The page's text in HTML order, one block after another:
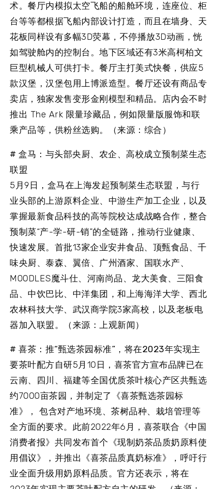
术。餐厅内模拟太空飞船的船舱环境，连座位、柜
台等等都根据飞船内部设计打造，而且在墙身、天
花板同样设有多幅3D荧幕，不停播放3D动画，恍
如驾驶舱内的控制台。地下区域还有3米高柯柏文
巨型机械人可供打卡。餐厅主打美式快餐，供应5
款汉堡，汉堡包用上博派造型。餐厅还设有商品专
卖店，独家发售变形金刚模型和精品。店内会不时
推出 The Ark 限量珍藏品，例如限量版服饰和联
乘产品等，供粉丝选购。（来源：综合）
# 盒马：与头部央厨、农企、高校成立预制菜生态
联盟
5月9日，盒马在上海发起预制菜生态联盟，与行
业头部的上游原料企业、中游生产加工企业，以及
掌握最新食品科技的高等院校达成战略合作，整合
预制菜“产-学-研-销”的全链路，推动行业健康、
快速发展。首批13家企业安井食品、顶甄食品、千
味央厨、泰森、翼倍、广州酒家、国联水产、
MOODLES魔斗仕、河南尚品、龙大美食、三阳食
品、中饮巴比、中洋集团，和上海海洋大学、西北
农林科技大学、武汉商学院3家高校，以及老板电
器加入联盟。（来源：上观新闻）
# 喜茶：推“甄选茶园标准”，将在2023年实现主
要茶叶配方自研5月10日，喜茶官方宣布品牌已在
云南、四川、福建等全国优质茶叶核心产区共甄选
约7000亩茶园，并制定了《喜茶甄选茶园标
准》， 包含对产地环境、茶树品种、栽培管理等
全方面的要求。此前2022年6月，喜茶联合《中国
消费者报》共同发布首个《现制奶茶品质奶原料使
用倡议》，并推出《喜茶品质真奶标准》，呼吁行
业全面升级用奶原料品质。官方还表示，将在